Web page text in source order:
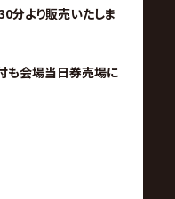
分より販売いたしま
も会場当日券売場に